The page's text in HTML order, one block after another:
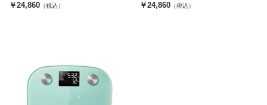
￥24,860 （税込） ￥24,860 （税込）